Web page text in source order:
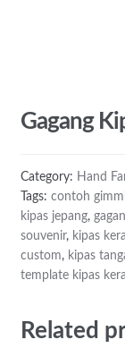
Gagang
Category: Hand
Tags: contoh
kipas jepang,
souvenir, kipas
custom, kipas
template kipas
Related